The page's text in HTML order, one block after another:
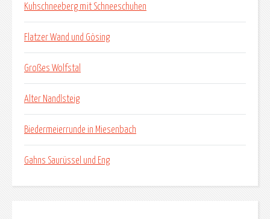
Kuhschneeberg mit Schneeschuhen
Flatzer Wand und Gösing
Großes Wolfstal
Alter Nandlsteig
Biedermeierrunde in Miesenbach
Gahns Saurüssel und Eng